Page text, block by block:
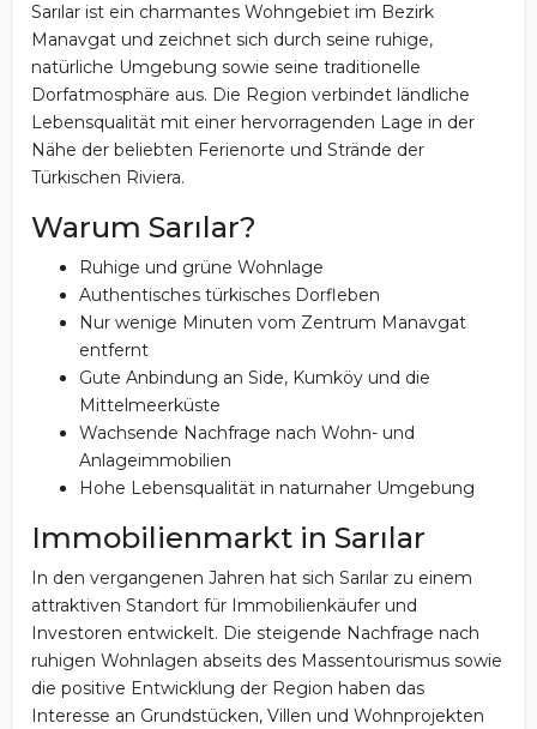
Sarılar ist ein charmantes Wohngebiet im Bezirk
Manavgat und zeichnet sich durch seine ruhige,
natürliche Umgebung sowie seine traditionelle
Dorfatmosphäre aus. Die Region verbindet ländliche
Lebensqualität mit einer hervorragenden Lage in der
Nähe der beliebten Ferienorte und Strände der
Türkischen Riviera.
Warum Sarılar?
Ruhige und grüne Wohnlage
Authentisches türkisches Dorfleben
Nur wenige Minuten vom Zentrum Manavgat
entfernt
Gute Anbindung an Side, Kumköy und die
Mittelmeerküste
Wachsende Nachfrage nach Wohn- und
Anlageimmobilien
Hohe Lebensqualität in naturnaher Umgebung
Immobilienmarkt in Sarılar
In den vergangenen Jahren hat sich Sarılar zu einem
attraktiven Standort für Immobilienkäufer und
Investoren entwickelt. Die steigende Nachfrage nach
ruhigen Wohnlagen abseits des Massentourismus sowie
die positive Entwicklung der Region haben das
Interesse an Grundstücken, Villen und Wohnprojekten